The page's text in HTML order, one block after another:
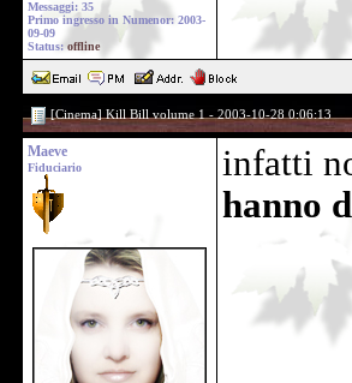
Messaggi: 35
Primo ingresso in Numenor: 2003-
09-09
Status: offline
[Cinema] Kill Bill volume 1 - 2003-10-28 0:06:13
Maeve
Fiduciario
infatti
hanno